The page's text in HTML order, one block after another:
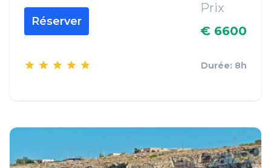
Réserver
Prix
€ 6600
Durée: 8h